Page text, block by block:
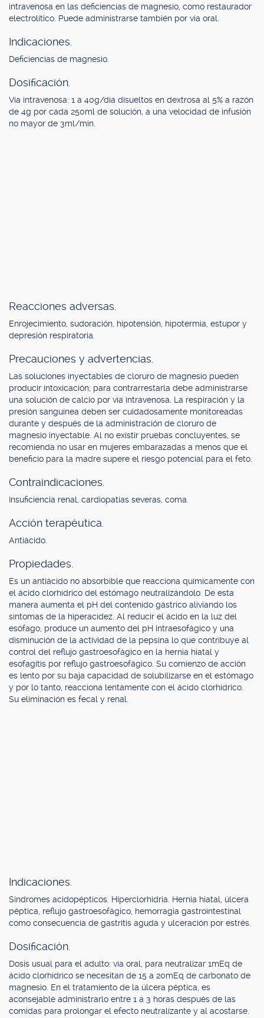
intravenosa en las deficiencias de magnesio, como restaurador
electrolítico. Puede administrarse también por vía oral.
Indicaciones.
Deficiencias de magnesio.
Dosificación.
Vía intravenosa: 1 a 40g/día disueltos en dextrosa al 5% a razón
de 4g por cada 250ml de solución, a una velocidad de infusión
no mayor de 3ml/min.
Reacciones adversas.
Enrojecimiento, sudoración, hipotensión, hipotermia, estupor y
depresión respiratoria.
Precauciones y advertencias.
Las soluciones inyectables de cloruro de magnesio pueden
producir intoxicación; para contrarrestarla debe administrarse
una solución de calcio por vía intravenosa. La respiración y la
presión sanguínea deben ser cuidadosamente monitoreadas
durante y después de la administración de cloruro de
magnesio inyectable. Al no existir pruebas concluyentes, se
recomienda no usar en mujeres embarazadas a menos que el
beneficio para la madre supere el riesgo potencial para el feto.
Contraindicaciones.
Insuficiencia renal, cardiopatías severas, coma.
Acción terapéutica.
Antiácido.
Propiedades.
Es un antiácido no absorbible que reacciona químicamente con
el ácido clorhídrico del estómago neutralizándolo. De esta
manera aumenta el pH del contenido gástrico aliviando los
síntomas de la hiperacidez. Al reducir el ácido en la luz del
esófago, produce un aumento del pH intraesofágico y una
disminución de la actividad de la pepsina lo que contribuye al
control del reflujo gastroesofágico en la hernia hiatal y
esofagitis por reflujo gastroesofágico. Su comienzo de acción
es lento por su baja capacidad de solubilizarse en el estómago
y por lo tanto, reacciona lentamente con el ácido clorhídrico.
Su eliminación es fecal y renal.
Indicaciones.
Síndromes acidopépticos. Hiperclorhidria. Hernia hiatal, úlcera
péptica, reflujo gastroesofágico, hemorragia gastrointestinal
como consecuencia de gastritis aguda y ulceración por estrés.
Dosificación.
Dosis usual para el adulto: vía oral, para neutralizar 1mEq de
ácido clorhídrico se necesitan de 15 a 20mEq de carbonato de
magnesio. En el tratamiento de la úlcera péptica, es
aconsejable administrarlo entre 1 a 3 horas después de las
comidas para prolongar el efecto neutralizante y al acostarse.